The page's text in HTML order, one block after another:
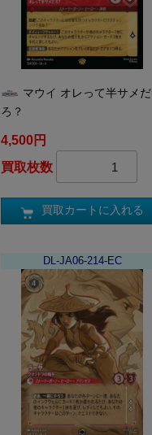
マウイ オレって半サメだ
ろ？
4,500円
買取枚数
買取カートに入れる
DL-JA06-214-EC